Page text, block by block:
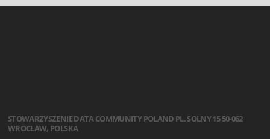
STOWARZYSZENIEDATA COMMUNITY POLAND PL. SOLNY 1550-062
WROCŁAW, POLSKA